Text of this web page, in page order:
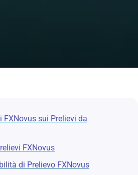
FXNovus sui Prelievi da
FXNovus
di Prelievo FXNovus